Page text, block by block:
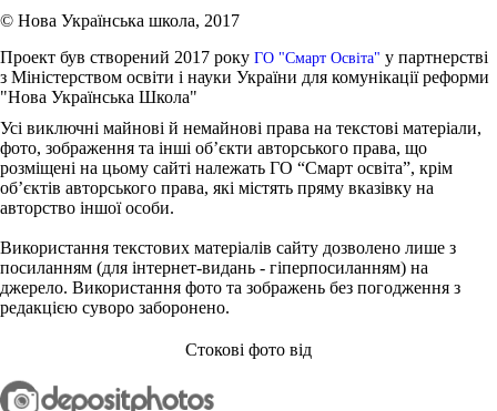
© Нова Українська школа, 2017
Проект був створений 2017 року ГО "Смарт Освіта" у партнерстві
з Міністерством освіти і науки України для комунікації реформи
"Нова Українська Школа"
Усі виключні майнові й немайнові права на текстові матеріали,
фото, зображення та інші об’єкти авторського права, що
розміщені на цьому сайті належать ГО “Смарт освіта”, крім
об’єктів авторського права, які містять пряму вказівку на
авторство іншої особи.
Використання текстових матеріалів сайту дозволено лише з
посиланням (для інтернет-видань - гіперпосиланням) на
джерело. Використання фото та зображень без погодження з
редакцією суворо заборонено.
Стокові фото від